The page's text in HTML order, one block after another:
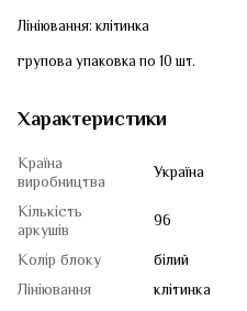
Лініювання: клітинка
групова упаковка по 10 шт.
Характеристики
Країна
виробництва
Україна
Кількість
аркушів
96
Колір блоку
білий
Лініювання
клітинка